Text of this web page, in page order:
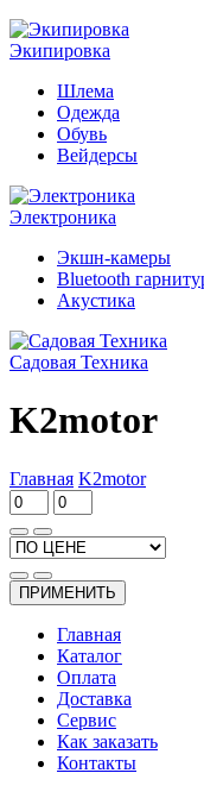
Экипировка
Шлема
Одежда
Обувь
Вейдерсы
Электроника
Экшн-камеры
Bluetooth
Акустика
Садовая Техника
K2motor
Главная K2motor
ПРИМЕНИТЬ
Главная
Каталог
Оплата
Доставка
Сервис
Как заказать
Контакты